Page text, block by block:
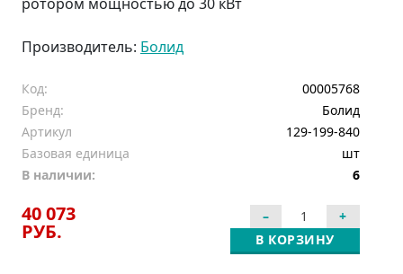
Производитель: Болид
Код:
00005768
Бренд:
Болид
Артикул
129-199-840
Базовая единица
шт
В наличии:
6
40 073
РУБ. В КОРЗИНУ